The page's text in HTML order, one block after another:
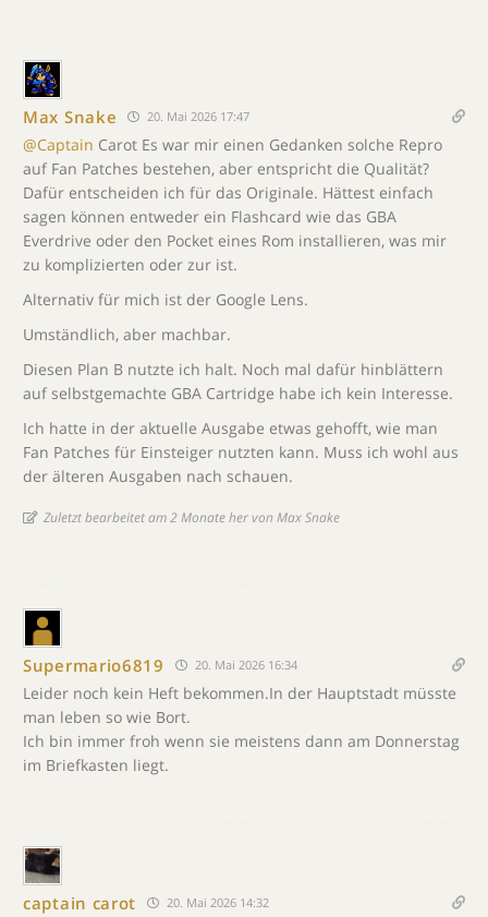
Max Snake 20. Mai 2026 17:47
@Captain Carot Es war mir einen Gedanken solche Repro
auf Fan Patches bestehen, aber entspricht die Qualität?
Dafür entscheiden ich für das Originale. Hättest einfach
sagen können entweder ein Flashcard wie das GBA
Everdrive oder den Pocket eines Rom installieren, was mir
zu komplizierten oder zur ist.
Alternativ für mich ist der Google Lens.
Umständlich, aber machbar.
Diesen Plan B nutzte ich halt. Noch mal dafür hinblättern
auf selbstgemachte GBA Cartridge habe ich kein Interesse.
Ich hatte in der aktuelle Ausgabe etwas gehofft, wie man
Fan Patches für Einsteiger nutzten kann. Muss ich wohl aus
der älteren Ausgaben nach schauen.
Zuletzt bearbeitet am 2 Monate her von Max Snake
Supermario6819 20. Mai 2026 16:34
Leider noch kein Heft bekommen.In der Hauptstadt müsste
man leben so wie Bort.
Ich bin immer froh wenn sie meistens dann am Donnerstag
im Briefkasten liegt.
captain carot 20. Mai 2026 14:32